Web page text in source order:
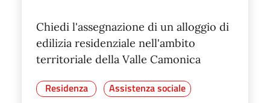
Chiedi l'assegnazione di un alloggio di
edilizia residenziale nell'ambito
territoriale della Valle Camonica
Residenza Assistenza sociale